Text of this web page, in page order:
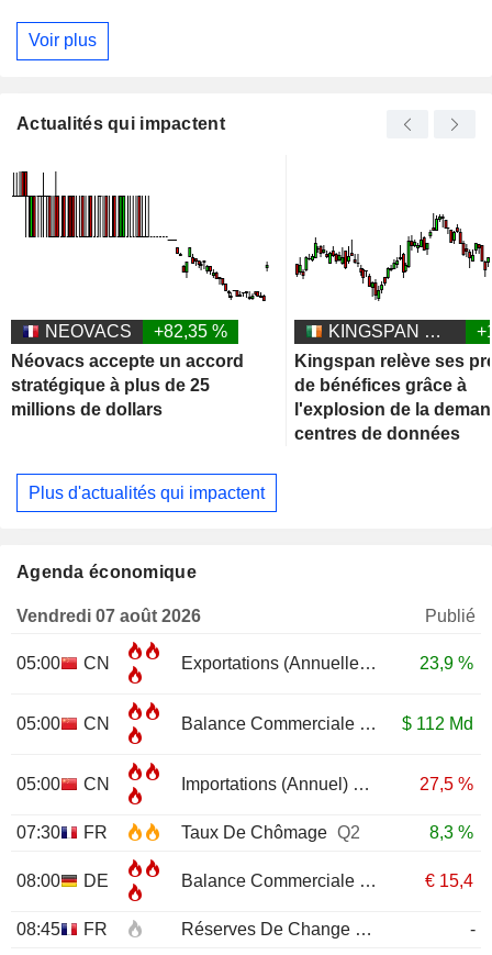
Voir plus
Actualités qui impactent
NEOVACS
+82,35 %
Néovacs accepte un accord
stratégique à plus de 25
millions de dollars
KINGSPAN GROUP PLC
Kingspan relève ses
de bénéfices grâce à
l'explosion de la
centres de données
Plus d'actualités qui impactent
Agenda économique
Vendredi 07 août 2026 Publié
05:00 CN Exportations (Annuelle) 23,9 %
05:00 CN Balance CommercialeJUL $ 112 Md
05:00 CN Importations (Annuel)JUL 27,5 %
07:30 FR Taux De Chômage Q2 8,3 %
08:00 DE Balance CommercialeJUN € 15,4
08:45 FR Réserves De ChangeJUL
-